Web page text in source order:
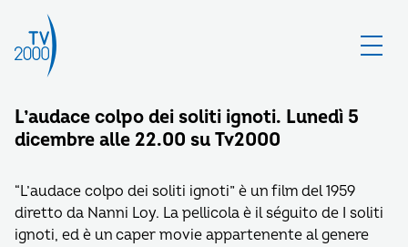
L’audace colpo dei soliti ignoti. Lunedì 5
dicembre alle 22.00 su Tv2000
“L’audace colpo dei soliti ignoti” è un film del 1959
diretto da Nanni Loy. La pellicola è il séguito de I soliti
ignoti, ed è un caper movie appartenente al genere